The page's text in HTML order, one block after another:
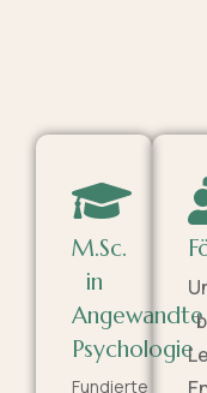
M.Sc.
in
Angewandte
Psychologie
Fundierte